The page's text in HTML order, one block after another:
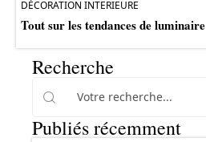
DÉCORATION INTERIEURE
Tout sur les tendances de luminaire
Recherche
Publiés récemment